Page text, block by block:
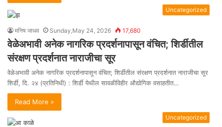
Uncategorized
मनिष जाधव Sunday,May 24, 2026 17,680
वेळेअभावी अनेक नागरिक प्रदर्शनापासून वंचित; शिर्डीतील
संरक्षण प्रदर्शनात नाराजीचा सूर
वेळेअभावी अनेक नागरिक प्रदर्शनापासून वंचित; शिर्डीतील संरक्षण प्रदर्शनात नाराजीचा सूर
शिर्डी, दि. २४ (प्रतिनिधी) : शिर्डी येथील सावळीविहीर औद्योगिक वसाहतीत…
Read More »
Uncategorized